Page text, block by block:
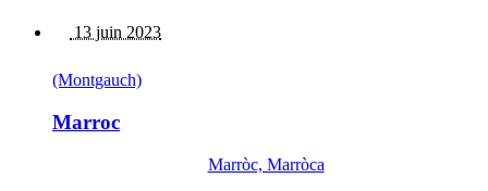
13 juin 2023
(Montgauch)
Marroc
Marròc, Marròca